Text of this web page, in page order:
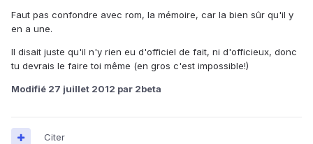
Faut pas confondre avec rom, la mémoire, car la bien sûr qu'il y
en a une.
Il disait juste qu'il n'y rien eu d'officiel de fait, ni d'officieux, donc
tu devrais le faire toi même (en gros c'est impossible!)
Modifié 27 juillet 2012 par 2beta
Citer